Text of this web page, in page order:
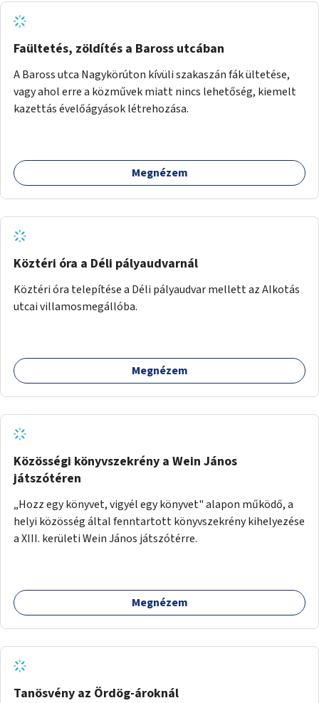
Faültetés, zöldítés a Baross utcában
A Baross utca Nagykörúton kívüli szakaszán fák ültetése,
vagy ahol erre a közművek miatt nincs lehetőség, kiemelt
kazettás évelőágyások létrehozása.
Megnézem
Köztéri óra a Déli pályaudvarnál
Köztéri óra telepítése a Déli pályaudvar mellett az Alkotás
utcai villamosmegállóba.
Megnézem
Közösségi könyvszekrény a Wein János
játszótéren
„Hozz egy könyvet, vigyél egy könyvet" alapon működő, a
helyi közösség által fenntartott könyvszekrény kihelyezése
a XIII. kerületi Wein János játszótérre.
Megnézem
Tanösvény az Ördög-ároknál